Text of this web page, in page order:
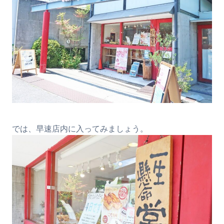
では、早速店内に入ってみましょう。